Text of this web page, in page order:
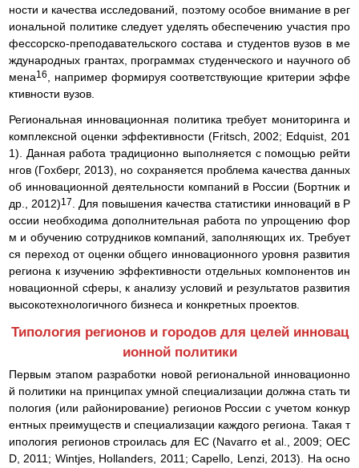
ности и качества исследований, поэтому особое внимание в рег
иональной политике следует уделять обеспечению участия про
фессорско-преподавательского состава и студентов вузов в ме
ждународных грантах, программах студенческого и научного об
мена16
, например формируя соответствующие критерии эффе
ктивности вузов.
Региональная инновационная политика требует мониторинга и
комплексной оценки эффективности (Fritsch, 2002; Edquist, 201
1). Данная работа традиционно выполняется с помощью рейти
нгов (Гохберг, 2013), но сохраняется проблема качества данных
об инновационной деятельности компаний в России (Бортник и
др., 2012)17
. Для повышения качества статистики инноваций в Р
оссии необходима дополнительная работа по упрощению фор
м и обучению сотрудников компаний, заполняющих их. Требует
ся переход от оценки общего инновационного уровня развития
региона к изучению эффективности отдельных компонентов ин
новационной сферы, к анализу условий и результатов развития
высокотехнологичного бизнеса и конкретных проектов.
Типология регионов и городов для целей инновац
ионной политики
Первым этапом разработки новой региональной инновационно
й политики на принципах умной специализации должна стать ти
пология (или районирование) регионов России с учетом конкур
ентных преимуществ и специализации каждого региона. Такая т
ипология регионов строилась для ЕС (Navarro et al., 2009; OEC
D, 2011; Wintjes, Hollanders, 2011; Capello, Lenzi, 2013). На осно